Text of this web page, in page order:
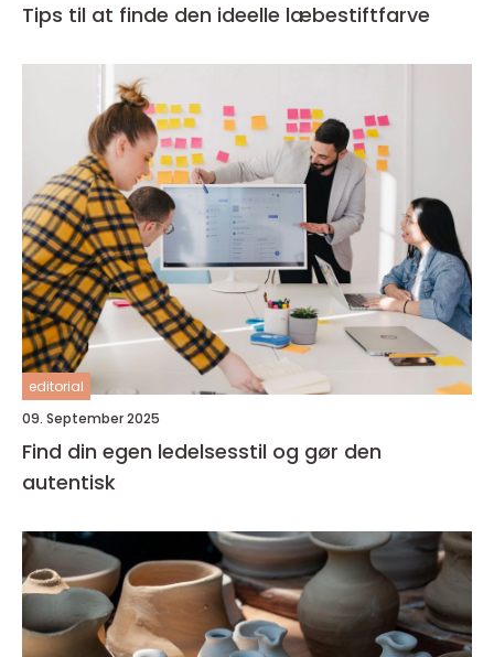
Tips til at finde den ideelle læbestiftfarve
editorial
09. September 2025
Find din egen ledelsesstil og gør den
autentisk